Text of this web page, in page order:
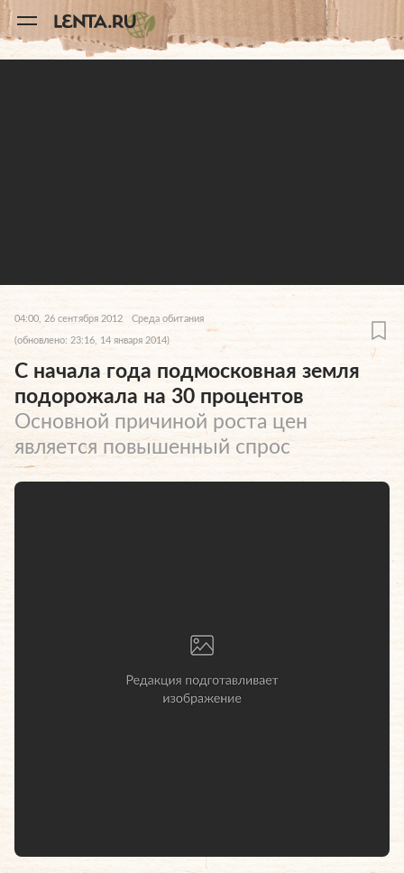
A
11
04:00, 26 сентября 2012 Среда обитания
(обновлено: 23:16, 14 января 2014)
С начала года подмосковная земля
подорожала на 30 процентов
Основной причиной роста цен
является повышенный спрос